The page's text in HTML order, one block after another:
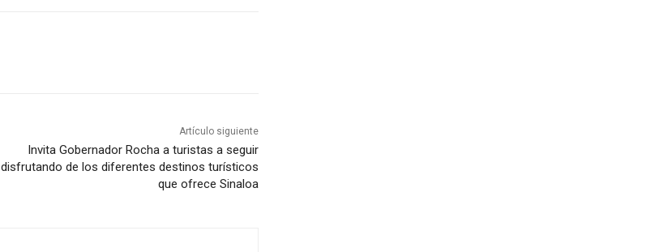
Artículo siguiente
Invita Gobernador Rocha a turistas a seguir
disfrutando de los diferentes destinos turísticos
que ofrece Sinaloa